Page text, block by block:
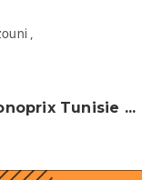
,
Tunisie ...